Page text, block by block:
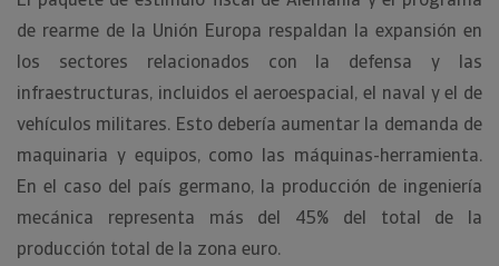
de rearme de la Unión Europa respaldan la expansión en
los sectores relacionados con la defensa y las
infraestructuras, incluidos el aeroespacial, el naval y el de
vehículos militares. Esto debería aumentar la demanda de
maquinaria y equipos, como las máquinas-herramienta.
En el caso del país germano, la producción de ingeniería
mecánica representa más del 45% del total de la
producción total de la zona euro.